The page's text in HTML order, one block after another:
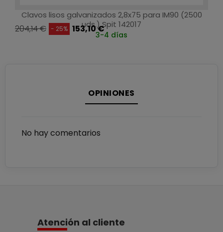
Clavos lisos galvanizados 2,8x75 para IM90 (2500
uds.) Spit 142017
204,14 € - 25% 153,10 €
3-4 días
OPINIONES
No hay comentarios
Atención al cliente